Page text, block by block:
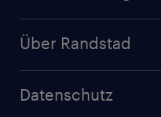
Lager & Logistik
Jetzt Personal anfragen
Randstad Operational
HR-Portal
Über Randstad
Datenschutz